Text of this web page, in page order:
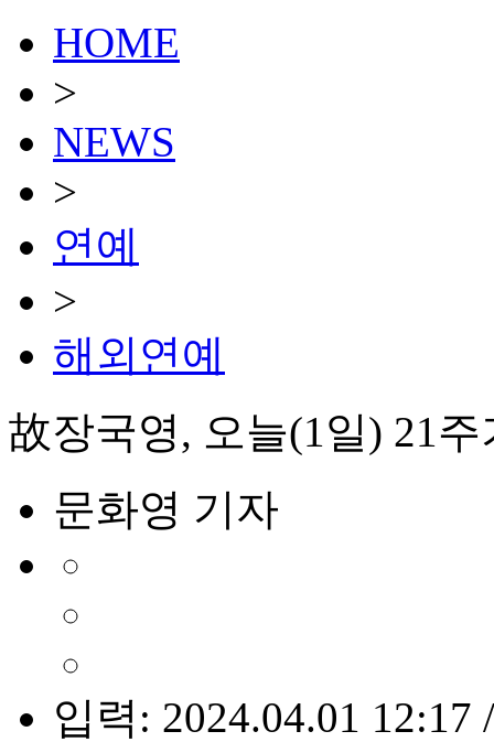
HOME
>
NEWS
>
연예
>
해외연예
故장국영, 오늘(1일) 21
문화영 기자
입력: 2024.04.01 12:17